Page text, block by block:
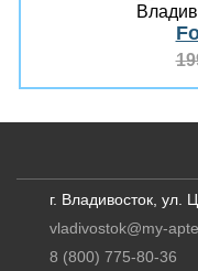
г. Владивосток, ул.
vladivostok@my-
8 (800) 775-80-36